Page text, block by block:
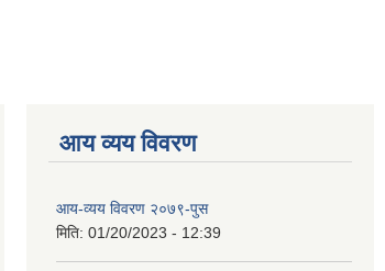
आय व्यय विवरण
आय-व्यय विवरण २०७९-पुस
मिति: 01/20/2023 - 12:39